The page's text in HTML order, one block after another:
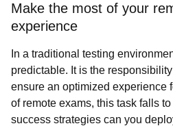
Make the most of your
experience
In a traditional testing
predictable. It is the
ensure an optimized experience
of remote exams, this task falls
success strategies can you